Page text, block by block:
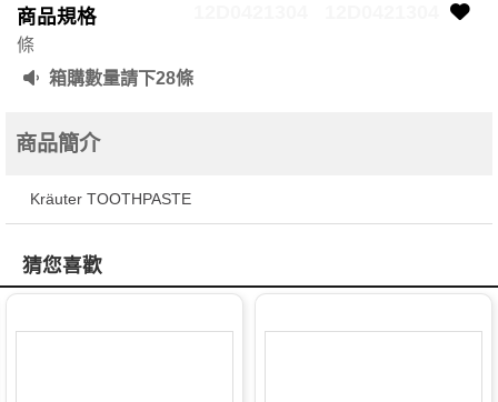
商品規格
條
箱購數量請下28條
商品簡介
Kräuter TOOTHPASTE
猜您喜歡